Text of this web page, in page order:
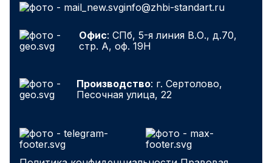
info@zhbi-standart.ru
Офис: СПб, 5-я линия В.О., д.70,
стр. А, оф. 19Н
Производство: г. Сертолово,
Песочная улица, 22